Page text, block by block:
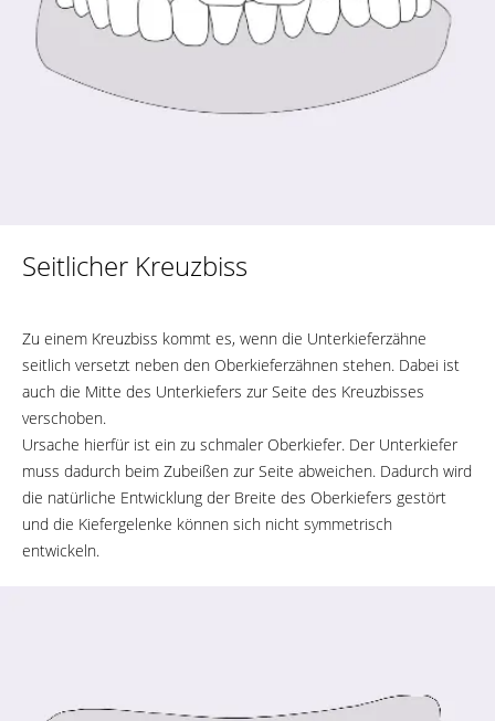
Seitlicher Kreuzbiss
Zu einem Kreuzbiss kommt es, wenn die Unterkieferzähne
seitlich versetzt neben den Oberkieferzähnen stehen. Dabei ist
auch die Mitte des Unterkiefers zur Seite des Kreuzbisses
verschoben.
Ursache hierfür ist ein zu schmaler Oberkiefer. Der Unterkiefer
muss dadurch beim Zubeißen zur Seite abweichen. Dadurch wird
die natürliche Entwicklung der Breite des Oberkiefers gestört
und die Kiefergelenke können sich nicht symmetrisch
entwickeln.